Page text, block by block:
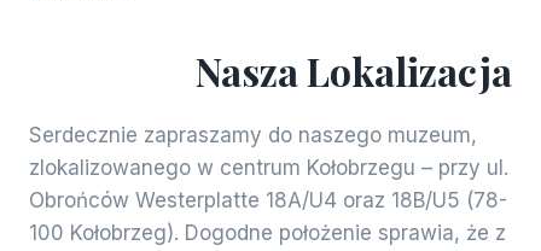
Nasza Lokalizacja
Serdecznie zapraszamy do naszego muzeum,
zlokalizowanego w centrum Kołobrzegu – przy ul.
Obrońców Westerplatte 18A/U4 oraz 18B/U5 (78-
100 Kołobrzeg). Dogodne położenie sprawia, że z